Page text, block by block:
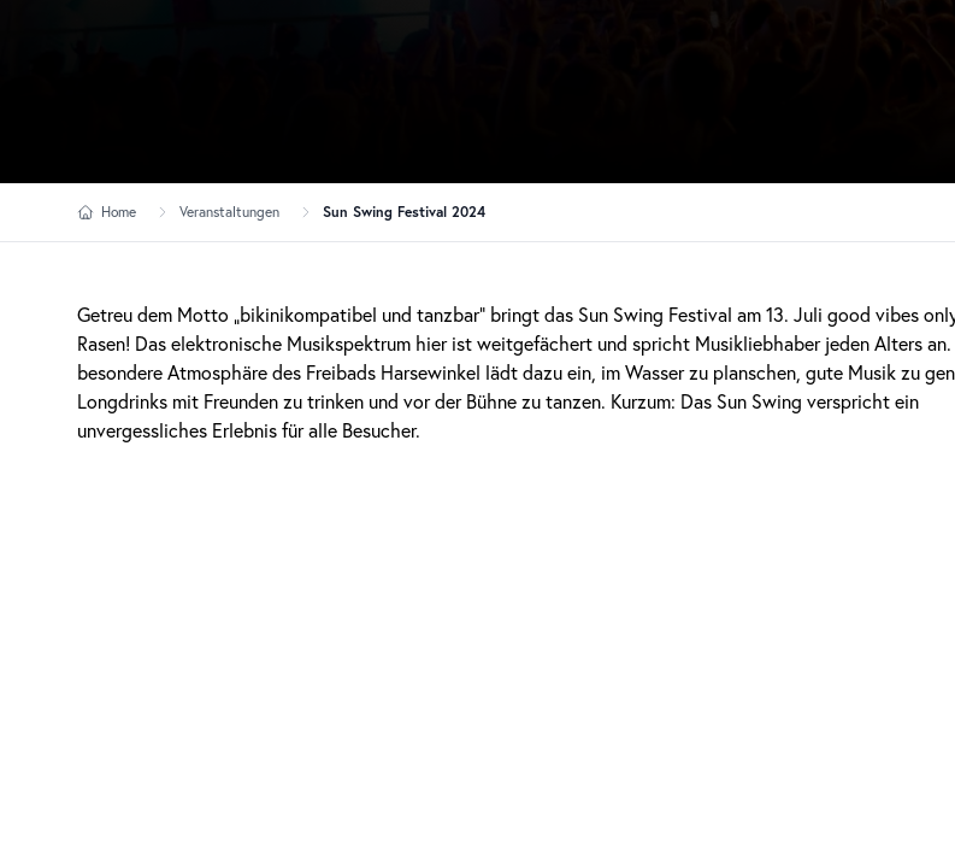
Home Veranstaltungen Sun Swing Festival 2024
Getreu dem Motto „bikinikompatibel und tanzbar“ bringt das Sun Swing Festival am 13. Juli good vibes
Rasen! Das elektronische Musikspektrum hier ist weitgefächert und spricht Musikliebhaber jeden Alters
besondere Atmosphäre des Freibads Harsewinkel lädt dazu ein, im Wasser zu planschen, gute Musik zu
Longdrinks mit Freunden zu trinken und vor der Bühne zu tanzen. Kurzum: Das Sun Swing verspricht ein
unvergessliches Erlebnis für alle Besucher.